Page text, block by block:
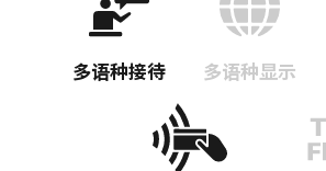
多语种接待 多语种显示